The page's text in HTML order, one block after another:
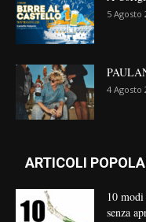
5 Agosto
4 Agosto
ARTICOLI
10
senza